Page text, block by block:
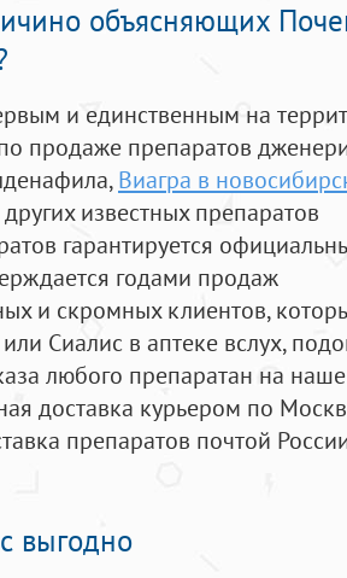
объясняющих
и единственным на
продаже препаратов
, Виагра в
известных препаратов
гарантируется
годами продаж
и скромных клиентов,
Сиалис в аптеке вслух,
любого препаратан на
доставка курьером по
препаратов почтой
выгодно